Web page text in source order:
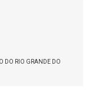
DO RIO GRANDE DO